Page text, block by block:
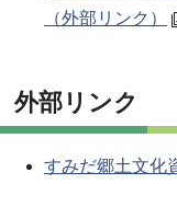
（外部リンク）
外部リンク
すみだ郷土文化